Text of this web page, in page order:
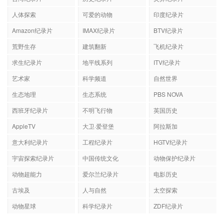
人体探索
可爱的动物
印度纪录片
Amazon纪录片
IMAX纪录片
BTV纪录片
荒野生存
建筑翻新
飞机纪录片
求生纪录片
地平线系列
ITV纪录片
艺术家
科学频道
自然世界
生态地理
生态系统
PBS NOVA
西班牙纪录片
不明飞行物
英国历史
AppleTV
大卫·爱登堡
阿拉斯加
意大利纪录片
工程纪录片
HGTV纪录片
宇宙探索纪录片
中国传统文化
动物保护纪录片
动物超能力
爱尔兰纪录片
电影历史
古埃及
人与自然
太空探索
动物星球
科学纪录片
ZDF纪录片